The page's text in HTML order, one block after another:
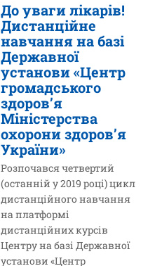
До уваги лікарів!
Дистанційне
навчання на базі
Державної
установи «Центр
громадського
здоров’я
Міністерства
охорони здоров’я
України»
Розпочався четвертий
(останній у 2019 році) цикл
дистанційного навчання
на платформі
дистанційних курсів
Центру на базі Державної
установи «Центр